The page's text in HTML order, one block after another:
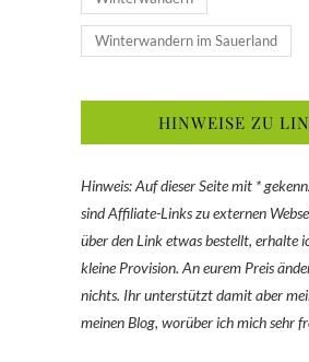
Winterwandern im Sauerland
HINWEISE ZU
Hinweis: Auf dieser Seite mit *
sind Affiliate-Links zu externen
über den Link etwas bestellt, erhalte
kleine Provision. An eurem Preis
nichts. Ihr unterstützt damit aber
meinen Blog, worüber ich mich sehr